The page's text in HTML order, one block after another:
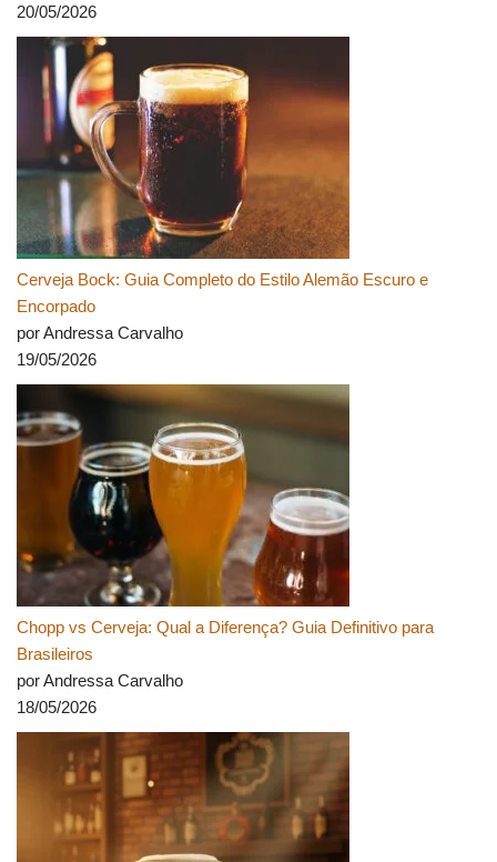
20/05/2026
Cerveja Bock: Guia Completo do Estilo Alemão Escuro e
Encorpado
por Andressa Carvalho
19/05/2026
Chopp vs Cerveja: Qual a Diferença? Guia Definitivo para
Brasileiros
por Andressa Carvalho
18/05/2026